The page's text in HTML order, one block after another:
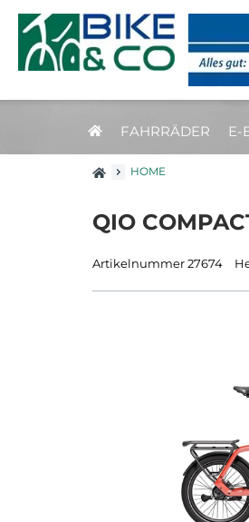
FAHRRÄDER E-
HOME
QIO
Artikelnummer 27674